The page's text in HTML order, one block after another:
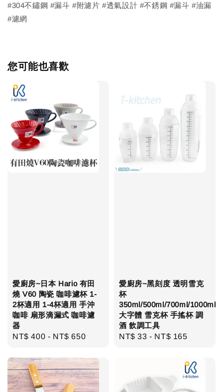
#304不鏽鋼 #漏斗 #附濾片 #透氣設計 #不銹鋼 #漏斗 #油漏
#濾網
您可能也喜歡
愛廚房~日本 Hario 有田
燒 V60 陶瓷 咖啡濾杯 1-
2杯適用 1-4杯適用 手沖
咖啡 扇形滴漏式 咖啡濾
器
Regular
NT$ 400 - NT$ 650
愛廚房~黑刻度 透明雪克
杯
350ml/500ml/700ml/1000ml
大字體 雪克杯 手搖杯 調
酒 飲調工具
Regular
NT$ 33 - NT$ 165